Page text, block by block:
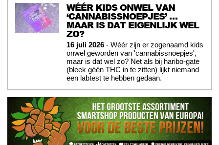
WÉÉR KIDS ONWEL VAN
‘CANNABISSNOEPJES’ …
MAAR IS DAT EIGENLIJK WEL
ZO?
16 juli 2026 - Wéér zijn er zogenaamd kids
onwel geworden van 'cannabissnoepjes',
maar is dat wel zo? Net als bij haribo-gate
(bleek géén THC in te zitten) lijkt niemand
een labtest te hebben gedaan.